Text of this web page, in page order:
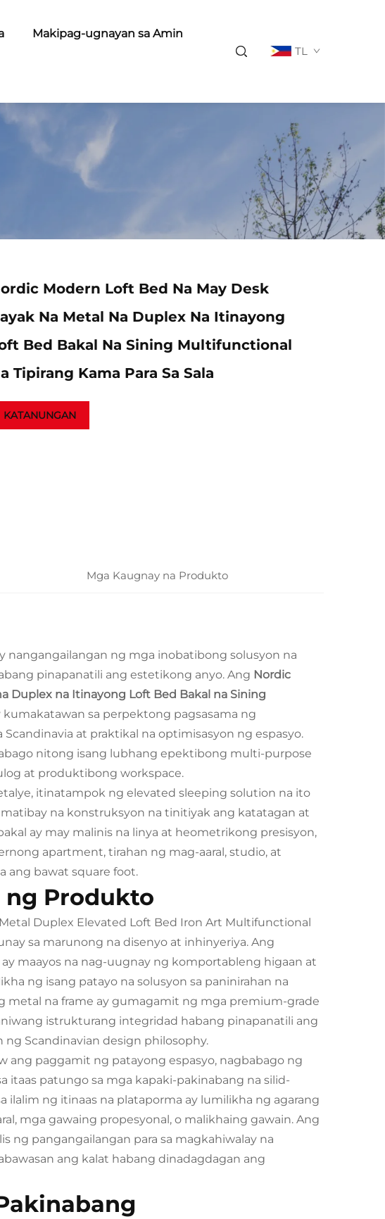
Makipag-ugnayan sa Amin
TL
Modern Loft Bed Na May Desk
Na Metal Na Duplex Na Itinayong
Bed Bakal Na Sining Multifunctional
Tipirang Kama Para Sa Sala
KATANUNGAN
Mga Kaugnay na Produkto
nangangailangan ng mga inobatibong solusyon na
pinapanatili ang estetikong anyo. Ang Nordic
Duplex na Itinayong Loft Bed Bakal na Sining
kumakatawan sa perpektong pagsasama ng
at praktikal na optimisasyon ng espasyo.
nitong isang lubhang epektibong multi-purpose
at produktibong workspace.
itinatampok ng elevated sleeping solution na ito
na konstruksyon na tinitiyak ang katatagan at
ay may malinis na linya at heometrikong presisyon,
apartment, tirahan ng mag-aaral, studio, at
ang bawat square foot.
ng Produkto
Duplex Elevated Loft Bed Iron Art Multifunctional
sa marunong na disenyo at inhinyeriya. Ang
maayos na nag-uugnay ng komportableng higaan at
ng isang patayo na solusyon sa paninirahan na
metal na frame ay gumagamit ng mga premium-grade
istrukturang integridad habang pinapanatili ang
Scandinavian design philosophy.
ang paggamit ng patayong espasyo, nagbabago ng
itaas patungo sa mga kapaki-pakinabang na silid-
ilalim ng itinaas na plataporma ay lumilikha ng agarang
mga gawaing propesyonal, o malikhaing gawain. Ang
ng pangangailangan para sa magkahiwalay na
ang kalat habang dinadagdagan ang